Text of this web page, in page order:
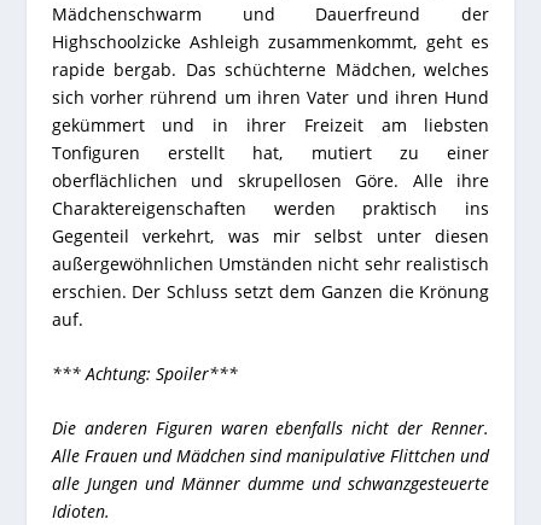
Mädchenschwarm und Dauerfreund der
Highschoolzicke Ashleigh zusammenkommt, geht es
rapide bergab. Das schüchterne Mädchen, welches
sich vorher rührend um ihren Vater und ihren Hund
gekümmert und in ihrer Freizeit am liebsten
Tonfiguren erstellt hat, mutiert zu einer
oberflächlichen und skrupellosen Göre. Alle ihre
Charaktereigenschaften werden praktisch ins
Gegenteil verkehrt, was mir selbst unter diesen
außergewöhnlichen Umständen nicht sehr realistisch
erschien. Der Schluss setzt dem Ganzen die Krönung
auf.
*** Achtung: Spoiler***
Die anderen Figuren waren ebenfalls nicht der Renner.
Alle Frauen und Mädchen sind manipulative Flittchen und
alle Jungen und Männer dumme und schwanzgesteuerte
Idioten.